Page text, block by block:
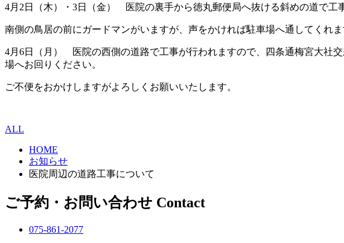
4月2日（木）・3日（金） 医院の裏手から徳丸郵便局へ抜ける斜めの道で工
南側の鳥居の前にガードマンがいますが、声をかければ駐車場へ通してくれま
4月6日（月） 医院の西側の道路で工事が行われますので、四条通梅宮大社
場へお回りください。
ご不便をおかけしますがよろしくお願いいたします。
ALL
HOME
お知らせ
医院周辺の道路工事について
ご予約・お問い合わせ Contact
075-861-2077